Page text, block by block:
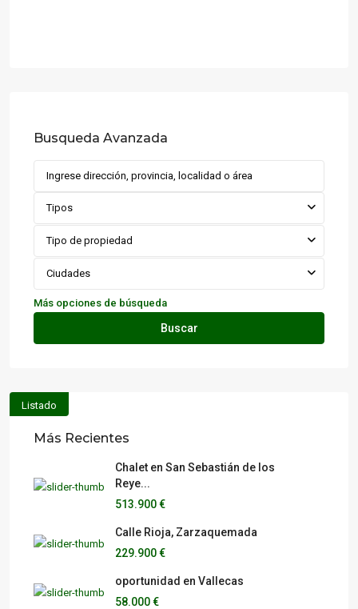
Busqueda Avanzada
Tipos
Tipo de propiedad
Ciudades
Más opciones de búsqueda
Buscar
Listado
Más Recientes
Chalet en San Sebastián de los
Reye...
513.900 €
Calle Rioja, Zarzaquemada
229.900 €
oportunidad en Vallecas
58.000 €